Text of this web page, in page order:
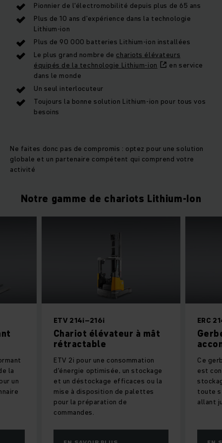
Pionnier de l'électromobilité depuis plus de 65 ans
Plus de 10 ans d’expérience dans la technologie
Lithium-ion
Plus de 90 000 batteries Lithium-ion installées
Le plus grand nombre de chariots élévateurs
équipés de la technologie Lithium-ion
en service
dans le monde
Un seul interlocuteur
Toujours la bonne solution Lithium-ion pour tous vos
besoins
Ne faites donc pas de compromis : optez pour une solution
globale et un partenaire compétent qui comprend votre
activité
Notre gamme de chariots Lithium-Ion
ETV 214i–216i
Chariot élévateur à mât
rétractable
ETV 2i pour une consommation
d'énergie optimisée, un stockage
et un déstockage efficaces ou la
mise à disposition de palettes
pour la préparation de
commandes.
ERC
Ce
est
toute
allant
la
un